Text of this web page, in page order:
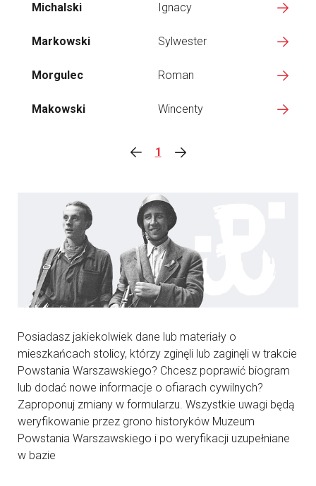
Michalski Ignacy
Markowski Sylwester
Morgulec Roman
Makowski Wincenty
1
Posiadasz jakiekolwiek dane lub materiały o
mieszkańcach stolicy, którzy zginęli lub zaginęli w trakcie
Powstania Warszawskiego? Chcesz poprawić biogram
lub dodać nowe informacje o ofiarach cywilnych?
Zaproponuj zmiany w formularzu. Wszystkie uwagi będą
weryfikowanie przez grono historyków Muzeum
Powstania Warszawskiego i po weryfikacji uzupełniane
w bazie